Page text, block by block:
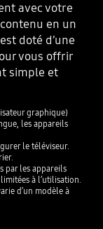
avec votre
en un
doté d’une
vous offrir
simple et
graphique)
les appareils
le téléviseur.
par les appareils
à l’utilisation.
d’un modèle à